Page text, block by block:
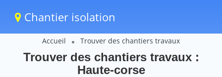
Chantier isolation
Accueil Trouver des chantiers travaux
Trouver des chantiers travaux :
Haute-corse